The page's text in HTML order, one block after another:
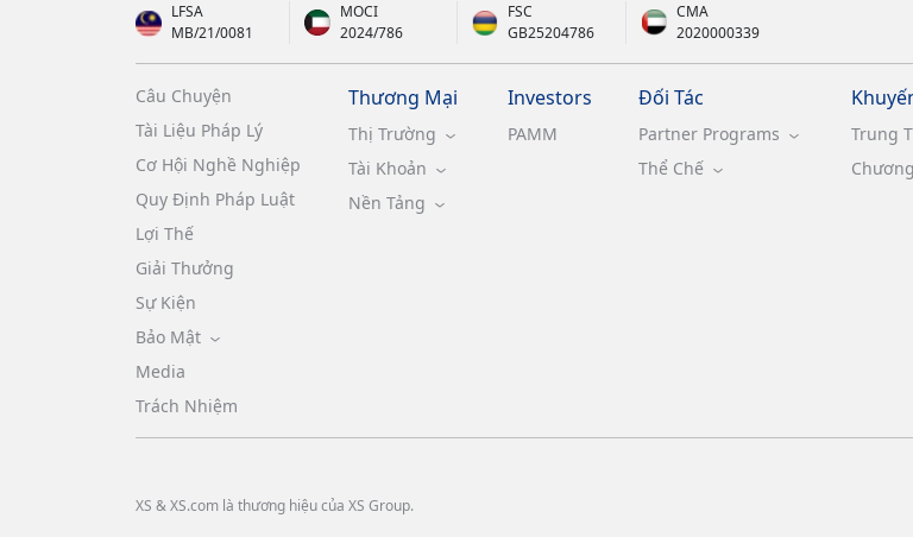
LFSA
MB/21/0081
MOCI
2024/786
FSC
GB25204786
CMA
2020000339
Câu Chuyện
Tài Liệu Pháp Lý
Cơ Hội Nghề Nghiệp
Quy Định Pháp Luật
Lợi Thế
Giải Thưởng
Sự Kiện
Bảo Mật
Media
Trách Nhiệm
Thương Mại
Thị Trường
Tài Khoản
Nền Tảng
Investors
PAMM
Đối Tác
Partner Programs
Thể Chế
Trung
XS & XS.com là thương hiệu của XS Group.